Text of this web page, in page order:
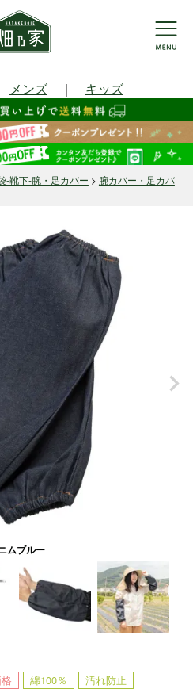
メンズ ｜ キッズ
-靴下-腕・足カバー
腕カバー・足カバ
ムブルー
綿100％
汚れ防止